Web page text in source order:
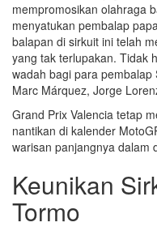
mempromosikan olahraga
menyatukan pembalap
balapan di sirkuit ini telah
yang tak terlupakan. Tidak
wadah bagi para
Marc Márquez, Jorge
Grand Prix Valencia tetap
nantikan di kalender
warisan panjangnya dalam
Keunikan
Tormo